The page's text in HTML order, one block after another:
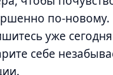
по-новому.
уже
себе